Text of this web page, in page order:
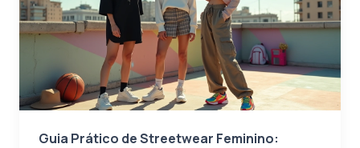
Guia Prático de Streetwear Feminino: